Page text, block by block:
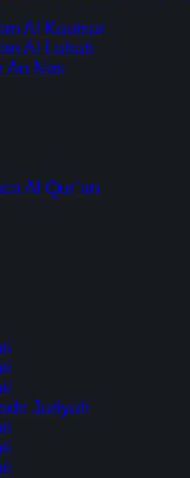
Al Kautsar
Al Lahab
An Nas
Al Qur’an
Jariyah